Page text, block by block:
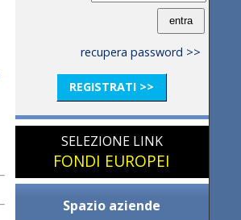
recupera password >>
REGISTRATI >>
SELEZIONE LINK
FONDI EUROPEI
Spazio aziende